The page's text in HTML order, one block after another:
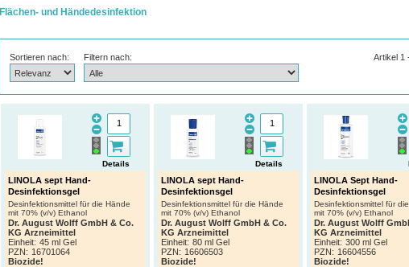
Flächen- und Händedesinfektion
Sortieren nach: Filtern nach: Artikel 1
LINOLA sept Hand-
Desinfektionsgel
Desinfektionsmittel für die Hände
mit 70% (v/v) Ethanol
Dr. August Wolff GmbH & Co.
KG Arzneimittel
Einheit: 45 ml Gel
PZN: 16701064
Biozide!
Details
LINOLA sept Hand-
Desinfektionsgel
Desinfektionsmittel für die Hände
mit 70% (v/v) Ethanol
Dr. August Wolff GmbH & Co.
KG Arzneimittel
Einheit: 80 ml Gel
PZN: 16606503
Biozide!
Details
LINOLA Sept Hand-
Desinfektionsgel
Desinfektionsmittel für
mit 70% (v/v) Ethanol
Dr. August Wolff
KG Arzneimittel
Einheit: 300 ml Gel
PZN: 16604556
Biozide!